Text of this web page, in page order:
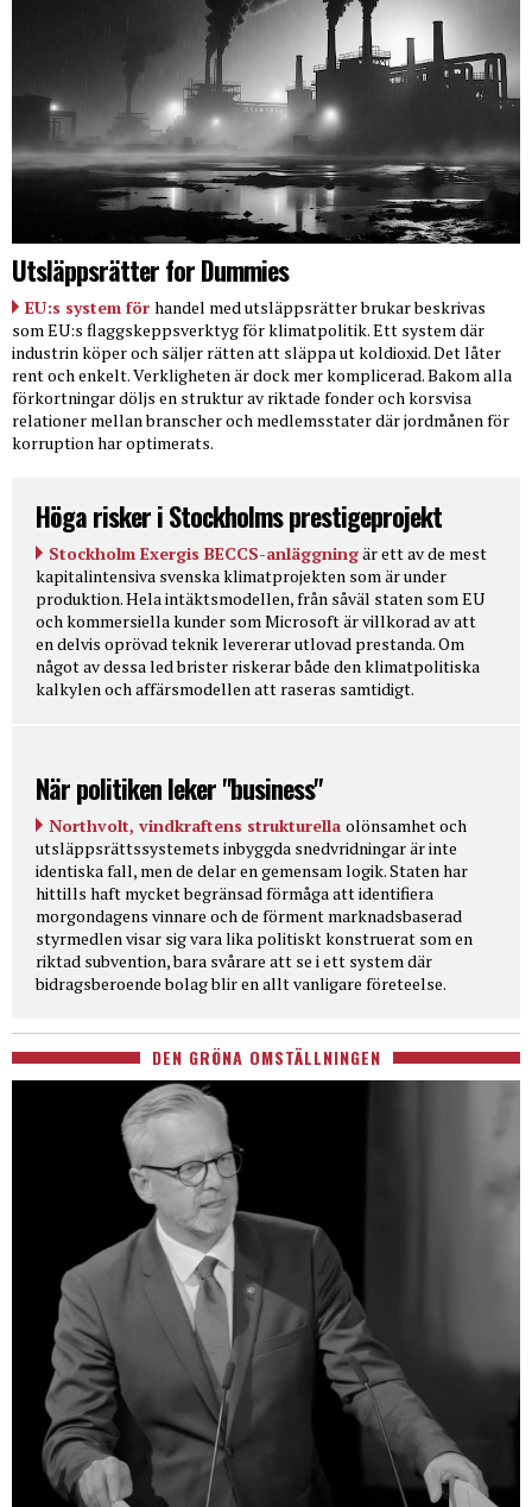
Utsläppsrätter for Dummies
EU:s system för handel med utsläppsrätter brukar beskrivas
som EU:s flaggskeppsverktyg för klimatpolitik. Ett system där
industrin köper och säljer rätten att släppa ut koldioxid. Det låter
rent och enkelt. Verkligheten är dock mer komplicerad. Bakom alla
förkortningar döljs en struktur av riktade fonder och korsvisa
relationer mellan branscher och medlemsstater där jordmånen för
korruption har optimerats.
Höga risker i Stockholms prestigeprojekt
Stockholm Exergis BECCS-anläggningär ett av de mest
kapitalintensiva svenska klimatprojekten som är under
produktion. Hela intäktsmodellen, från såväl staten som EU
och kommersiella kunder som Microsoft är villkorad av att
en delvis oprövad teknik levererar utlovad prestanda. Om
något av dessa led brister riskerar både den klimatpolitiska
kalkylen och affärsmodellen att raseras samtidigt.
När politiken leker "business"
Northvolt, vindkraftens strukturella olönsamhet och
utsläppsrättssystemets inbyggda snedvridningar är inte
identiska fall, men de delar en gemensam logik. Staten har
hittills haft mycket begränsad förmåga att identifiera
morgondagens vinnare och de förment marknadsbaserad
styrmedlen visar sig vara lika politiskt konstruerat som en
riktad subvention, bara svårare att se i ett system där
bidragsberoende bolag blir en allt vanligare företeelse.
DEN GRÖNA OMSTÄLLNINGEN